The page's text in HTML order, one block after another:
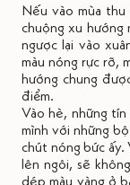
Nếu vào mùa
chuộng xu hướng
ngược lại vào
màu nóng rực rỡ,
hướng chung
điểm.
Vào hè, những
mình với những
chút nóng bức ấy.
lên ngôi, sẽ
dép màu vàng ở